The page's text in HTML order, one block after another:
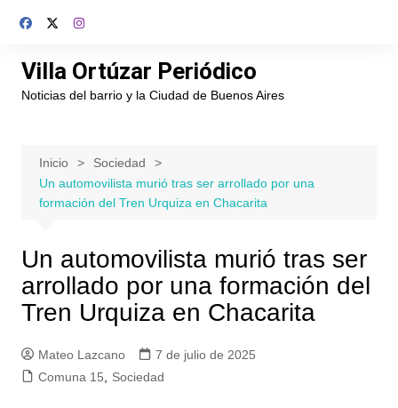
Villa Ortúzar Periódico
Noticias del barrio y la Ciudad de Buenos Aires
Inicio
Sociedad
Un automovilista murió tras ser arrollado por una
formación del Tren Urquiza en Chacarita
Un automovilista murió tras ser
arrollado por una formación del
Tren Urquiza en Chacarita
Mateo Lazcano
7 de julio de 2025
Comuna 15
Sociedad